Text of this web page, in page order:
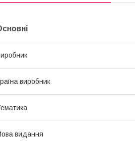
виробник
видання